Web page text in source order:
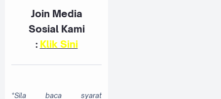
Join Media
Sosial Kami
: Klik Sini
*Sila baca syarat